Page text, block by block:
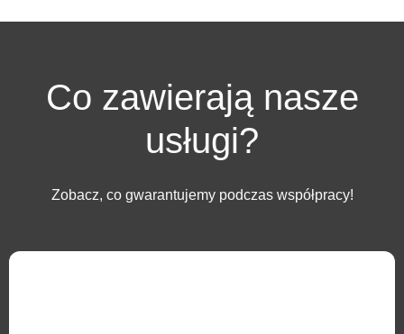
Co zawierają nasze
usługi?
Zobacz, co gwarantujemy podczas współpracy!